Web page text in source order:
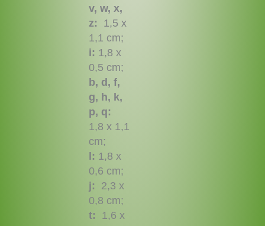
v, w, x,
z: 1,5 x
1,1 cm;
i: 1,8 x
0,5 cm;
b, d, f,
g, h, k,
p, q:
1,8 x 1,1
cm;
l: 1,8 x
0,6 cm;
j: 2,3 x
0,8 cm;
t:
1,6 x